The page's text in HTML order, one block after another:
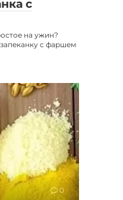
с
на ужин?
с фаршем
0